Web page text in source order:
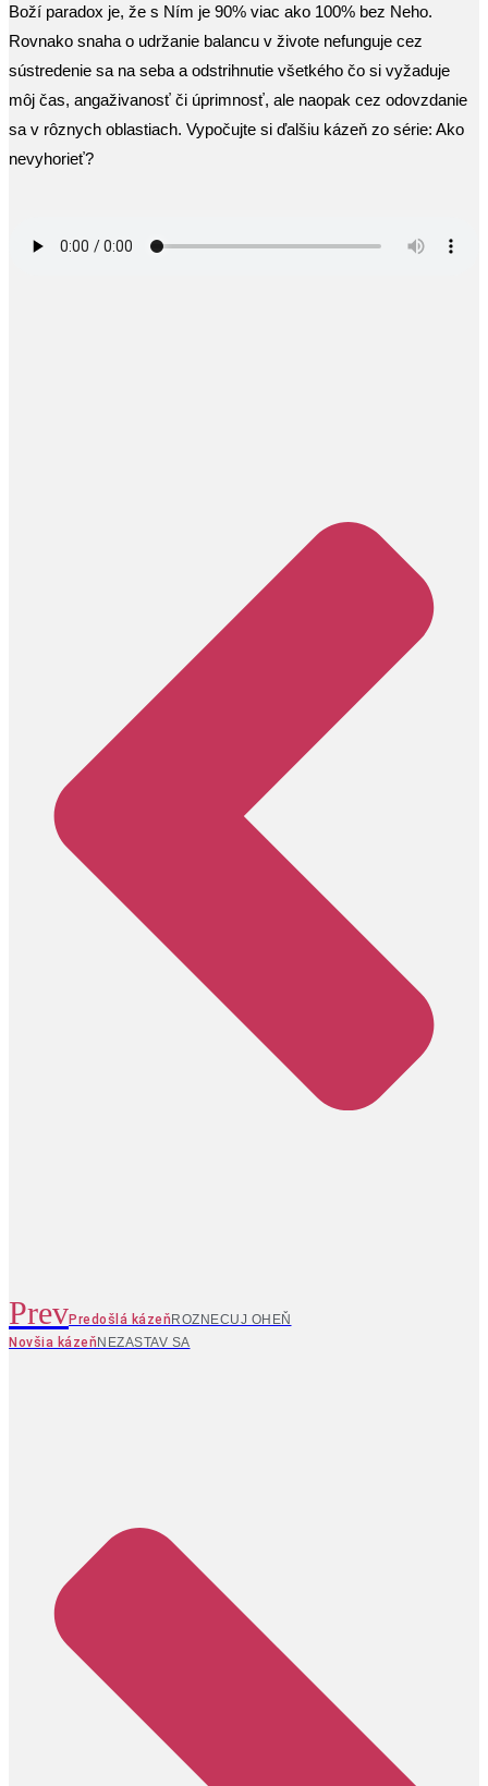
Boží paradox je, že s Ním je 90% viac ako 100% bez Neho.
Rovnako snaha o udržanie balancu v živote nefunguje cez
sústredenie sa na seba a odstrihnutie všetkého čo si vyžaduje
môj čas, angaživanosť či úprimnosť, ale naopak cez odovzdanie
sa v rôznych oblastiach. Vypočujte si ďalšiu kázeň zo série: Ako
nevyhorieť?
PrevPredošlá kázeňROZNECUJ OHEŇ
Novšia kázeňNEZASTAV SA